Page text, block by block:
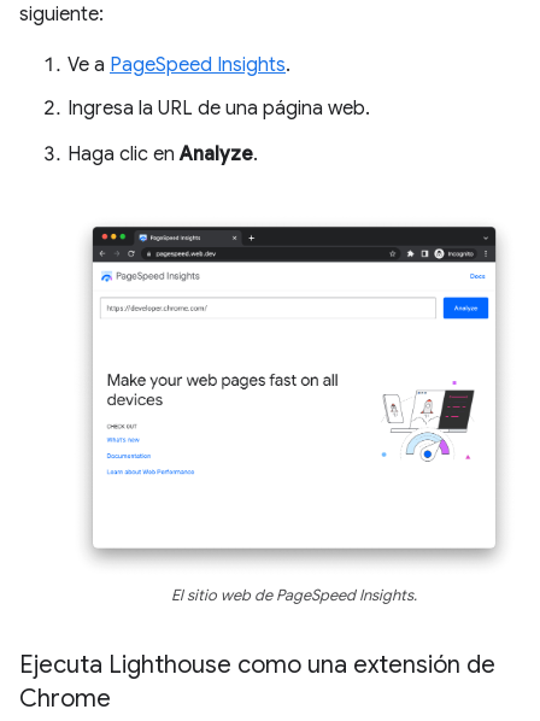
siguiente:
Ve a PageSpeed Insights.
Ingresa la URL de una página web.
Haga clic enAnalyze.
El sitio web de PageSpeed Insights.
Ejecuta Lighthouse como una extensión de
Chrome